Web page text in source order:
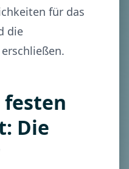
für das
die
festen
Die